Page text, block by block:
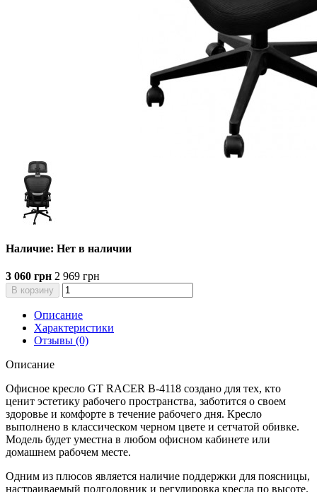
Наличие: Нет в наличии
3 060 грн 2 969 грн
В корзину
Описание
Характеристики
Отзывы (0)
Описание
Офисное кресло GT RACER B-4118 создано для тех, кто
ценит эстетику рабочего пространства, заботится о своем
здоровье и комфорте в течение рабочего дня. Кресло
выполнено в классическом черном цвете и сетчатой обивке.
Модель будет уместна в любом офисном кабинете или
домашнем рабочем месте.
Одним из плюсов является наличие поддержки для поясницы,
настраиваемый подголовник и регулировка кресла по высоте.